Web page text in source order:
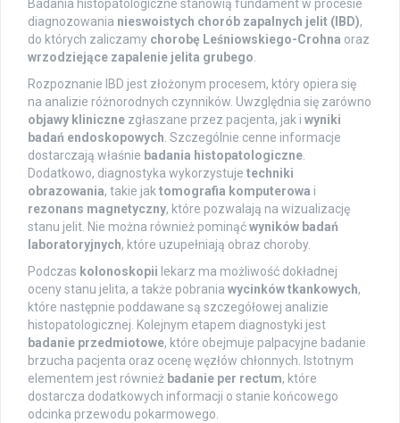
Badania histopatologiczne stanowią fundament w procesie
diagnozowania nieswoistych chorób zapalnych jelit (IBD),
do których zaliczamy chorobę Leśniowskiego-Crohna oraz
wrzodziejące zapalenie jelita grubego.
Rozpoznanie IBD jest złożonym procesem, który opiera się
na analizie różnorodnych czynników. Uwzględnia się zarówno
objawy kliniczne zgłaszane przez pacjenta, jak i wyniki
badań endoskopowych. Szczególnie cenne informacje
dostarczają właśnie badania histopatologiczne.
Dodatkowo, diagnostyka wykorzystuje techniki
obrazowania, takie jaktomografia komputerowa i
rezonans magnetyczny, które pozwalają na wizualizację
stanu jelit. Nie można również pominąćwyników badań
laboratoryjnych, które uzupełniają obraz choroby.
Podczas kolonoskopii lekarz ma możliwość dokładnej
oceny stanu jelita, a także pobrania wycinków tkankowych,
które następnie poddawane są szczegółowej analizie
histopatologicznej. Kolejnym etapem diagnostyki jest
badanie przedmiotowe, które obejmuje palpacyjne badanie
brzucha pacjenta oraz ocenę węzłów chłonnych. Istotnym
elementem jest również badanie per rectum, które
dostarcza dodatkowych informacji o stanie końcowego
odcinka przewodu pokarmowego.